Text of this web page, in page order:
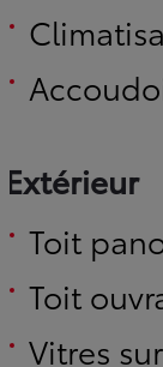
Extérieur
Toit
Toit
Vitres